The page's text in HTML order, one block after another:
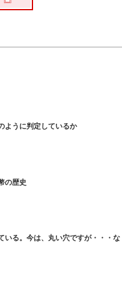
ように判定しているか
の歴史
いる。今は、丸い穴ですが・・・な